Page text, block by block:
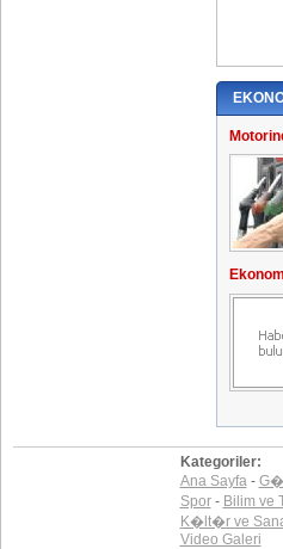
Kategoriler:
Ana Sayfa-
Spor- Bilim ve
K�lt�r ve
Video Galeri